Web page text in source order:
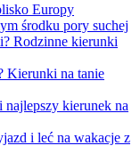
Europy
środku pory suchej
Rodzinne kierunki
Kierunki na tanie
kierunek na
i leć na wakacje z